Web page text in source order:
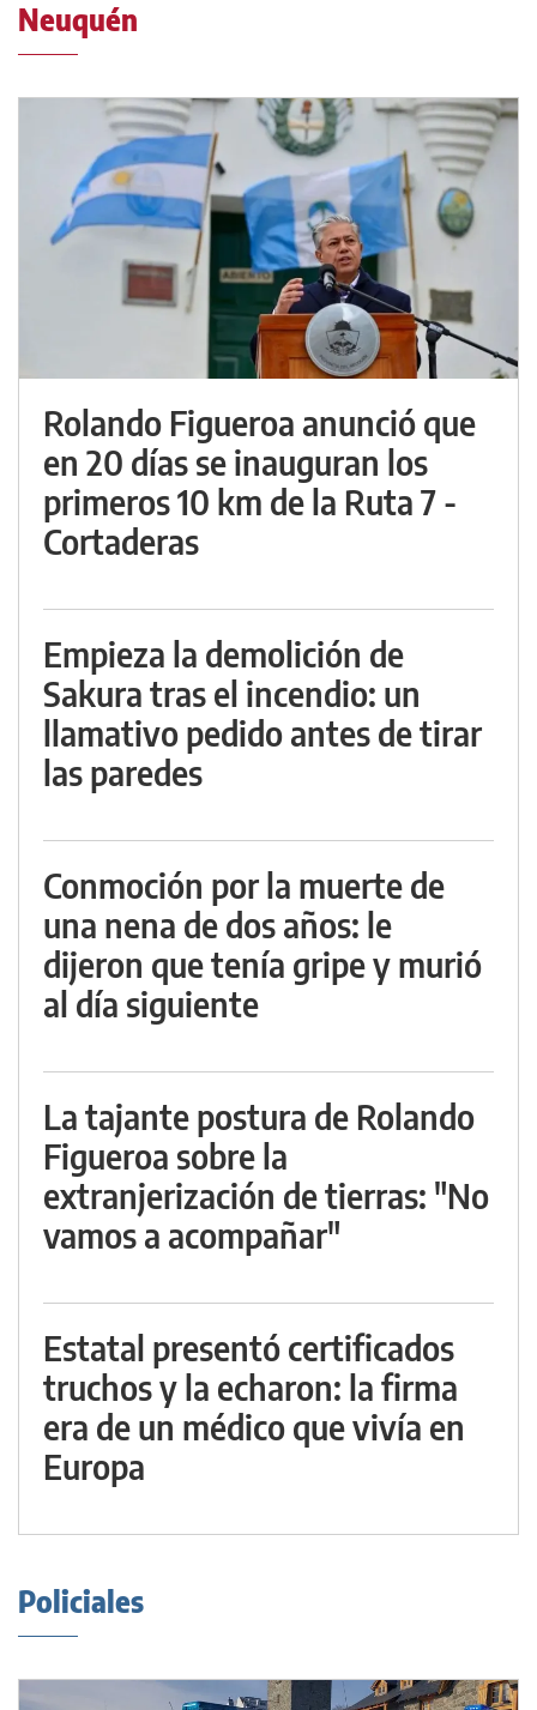
Neuquén
Rolando Figueroa anunció que
en 20 días se inauguran los
primeros 10 km de la Ruta 7 -
Cortaderas
Empieza la demolición de
Sakura tras el incendio: un
llamativo pedido antes de tirar
las paredes
Conmoción por la muerte de
una nena de dos años: le
dijeron que tenía gripe y murió
al día siguiente
La tajante postura de Rolando
Figueroa sobre la
extranjerización de tierras: "No
vamos a acompañar"
Estatal presentó certificados
truchos y la echaron: la firma
era de un médico que vivía en
Europa
Policiales